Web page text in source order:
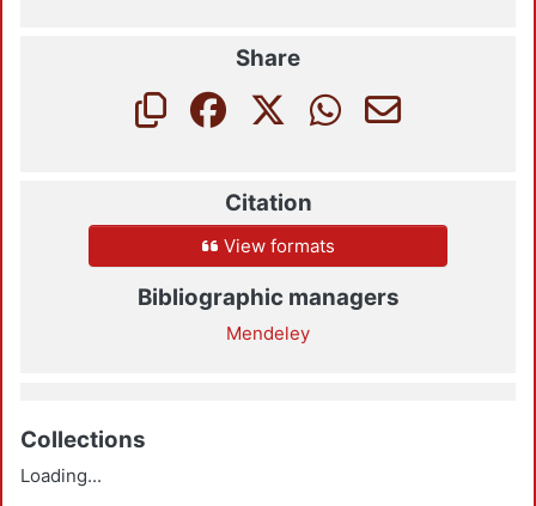
Share
Citation
View formats
Bibliographic managers
Mendeley
Collections
Loading...